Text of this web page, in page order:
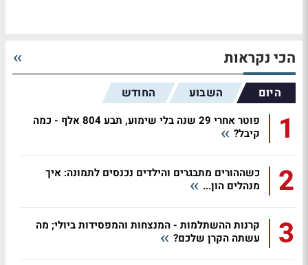
הכי נקראות
היום השבוע החודש
1
פוטר אחרי 29 שנה בלי שימוע, תבע 804 אלף - כמה
קיבל?
2
כשההורים מתבגרים והילדים נכנסים לתמונה: איך
מנהלים הון...
3
קרנות ההשתלמות - המנצחות והמפסידות ביולי; מה
עשתה הקרן שלכם?